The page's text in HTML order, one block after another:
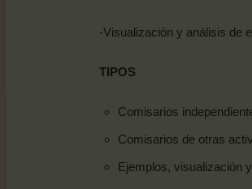
-Visualización y análisis de
TIPOS
Comisarios
Comisarios de otras
Ejemplos, visualización